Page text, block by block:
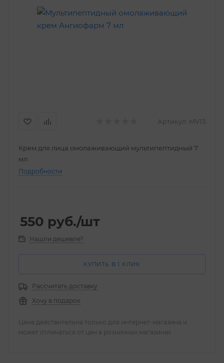
Артикул: MV13
Крем для лица омолаживающий мультипептидный 7
мл
Подробности
550 руб./шт
Нашли дешевле?
КУПИТЬ В 1 КЛИК
Рассчитать доставку
Хочу в подарок
Цена действительна только для интернет-магазина и
может отличаться от цен в розничных магазинах